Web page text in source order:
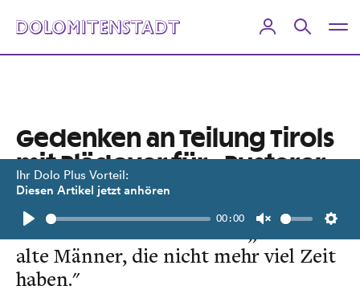
Ihr Dolo Plus Vorteil:
Diesen Artikel jetzt anhören
Play
00:00
Unmute
Gedenken an Teilung Tirols
mit Plädoyer für „Pusterer
Buam“
Festredner Felix Mitterer: „Das sind
alte Männer, die nicht mehr viel Zeit
haben."